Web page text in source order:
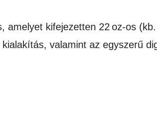
amelyet kifejezetten 22 oz-os
valamint az egyszerű